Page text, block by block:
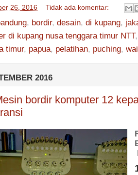
26, 2016 Tidak ada komentar:
, bordir, desain, di kupang,
di kupang nusa tenggara timur NTT
timur, papua, pelatihan, puching,
2016
bordir komputer 12